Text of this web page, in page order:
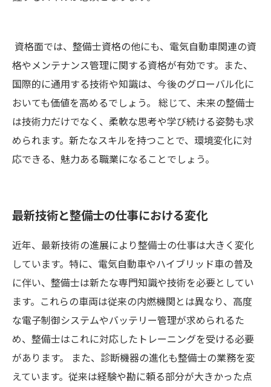
資格面では、整備士資格の他にも、電気自動車関連の資
格やメンテナンス管理に関する資格が有効です。また、
国際的に通用する技術や知識は、今後のグローバル化に
おいても価値を高めるでしょう。 総じて、未来の整備士
は技術力だけでなく、柔軟な思考や学び続ける姿勢も求
められます。新たなスキルを持つことで、環境変化に対
応できる、魅力ある職業になることでしょう。
最新技術と整備士の仕事における変化
近年、最新技術の進展により整備士の仕事は大きく変化
しています。特に、電気自動車やハイブリッド車の普及
に伴い、整備士は新たな専門知識や技術を必要としてい
ます。これらの車両は従来の内燃機関とは異なり、高度
な電子制御システムやバッテリー管理が求められるた
め、整備士はこれに対応したトレーニングを受ける必要
があります。 また、診断機器の進化も整備士の業務を変
えています。従来は経験や勘に頼る部分が大きかった点